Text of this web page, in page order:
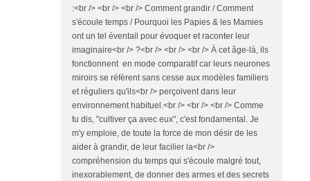
:<br /> <br /> <br /> Comment grandir / Comment
s'écoule temps / Pourquoi les Papies & les Mamies
ont un tel éventail pour évoquer et raconter leur
imaginaire<br /> ?<br /> <br /> <br /> À cet âge-là, ils
fonctionnent en mode comparatif car leurs neurones
miroirs se réfèrent sans cesse aux modèles familiers
et réguliers qu'ils<br /> perçoivent dans leur
environnement habituel.<br /> <br /> <br /> Comme
tu dis, "cultiver ça avec eux", c'est fondamental. Je
m'y emploie, de toute la force de mon désir de les
aider à grandir, de leur facilier la<br />
compréhension du temps qui s'écoule malgré tout,
inexorablement, de donner des armes et des secrets